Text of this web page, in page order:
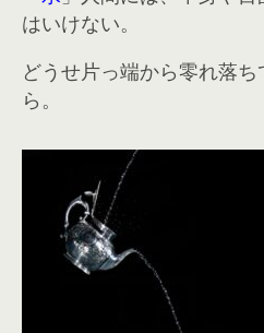
はいけない。
どうせ片っ端から零れ落
ら。